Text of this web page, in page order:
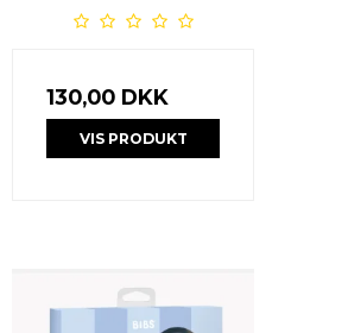
130,00 DKK
VIS PRODUKT